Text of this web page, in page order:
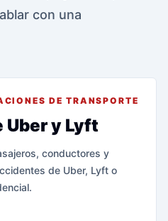
con una
DE TRANSPORTE
y Lyft
conductores y
de Uber, Lyft o